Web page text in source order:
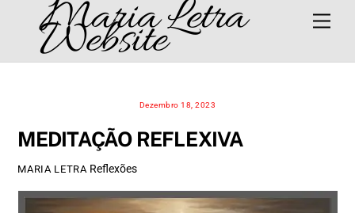
content
Maria Letra
Website
Dezembro 18, 2023
MEDITAÇÃO REFLEXIVA
MARIA LETRA Reflexões